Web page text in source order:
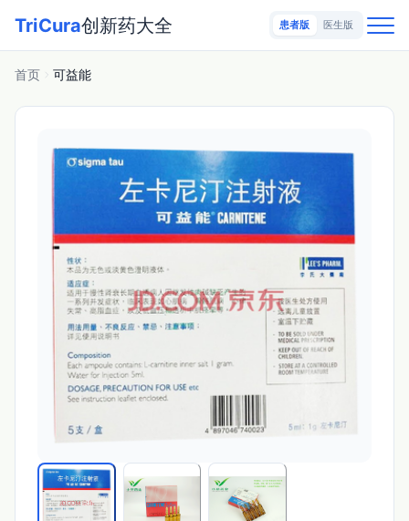
TriCura创新药大全 患者版 医生版
首页 可益能